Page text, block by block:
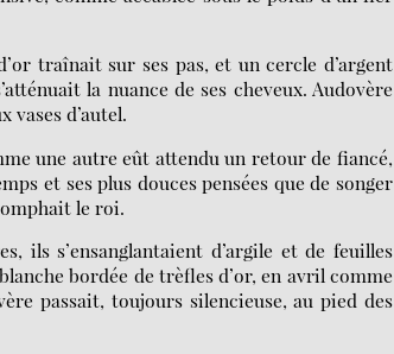
traînait sur ses pas, et un cercle d’argent
la nuance de ses cheveux. Audovère
d’autel.
une autre eût attendu un retour de fiancé,
et ses plus douces pensées que de songer
le roi.
ils s’ensanglantaient d’argile et de feuilles
bordée de trèfles d’or, en avril comme
passait, toujours silencieuse, au pied des